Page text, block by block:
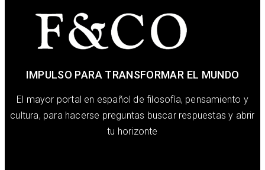
IMPULSO PARA TRANSFORMAR EL MUNDO
El mayor portal en español de filosofía, pensamiento y
cultura, para hacerse preguntas buscar respuestas y abrir
tu horizonte